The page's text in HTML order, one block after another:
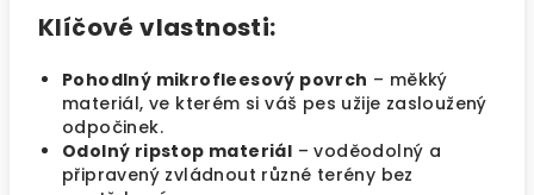
Klíčové vlastnosti:
Pohodlný mikrofleesový povrch – měkký
materiál, ve kterém si váš pes užije zasloužený
odpočinek.
Odolný ripstop materiál – voděodolný a
připravený zvládnout různé terény bez